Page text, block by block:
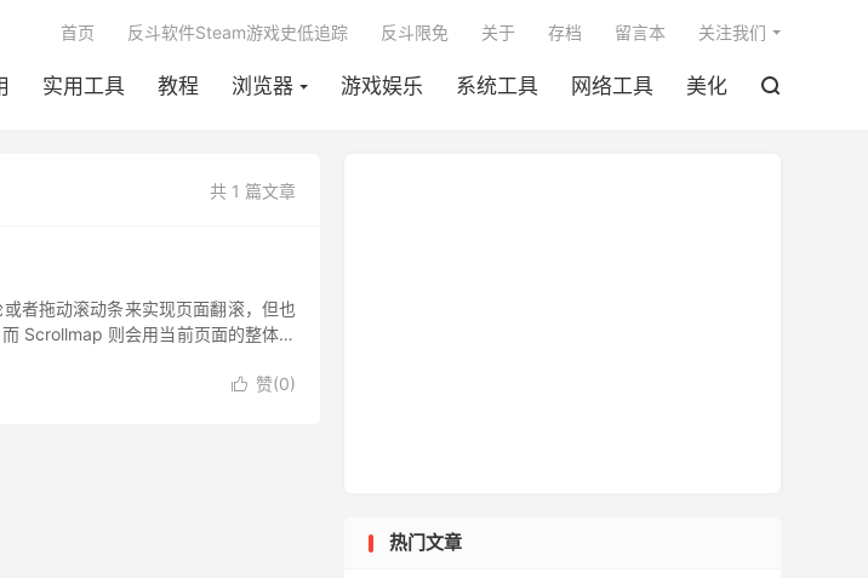
实用工具 教程 浏览器 游戏娱乐 系统工具 网络工具 美化 
首页 反斗软件Steam游戏史低追踪 反斗限免 关于 存档 留言本 关注我们
共 1 篇文章
者拖动滚动条来实现页面翻滚，但也
Scrollmap 则会用当前页面的整体快
 赞(0)
热门文章